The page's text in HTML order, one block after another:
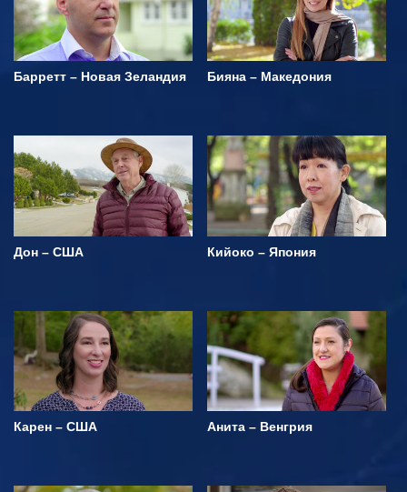
Барретт – Новая Зеландия Бияна – Македония
Дон – США Кийоко – Япония
Карен – США Анита – Венгрия